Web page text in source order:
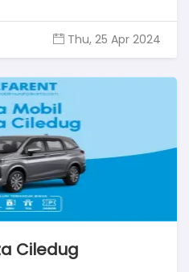
Thu, 25 Apr 2024
Ciledug